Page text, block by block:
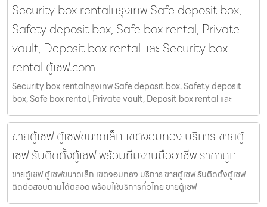
Security box rentalกรุงเทพ Safe deposit box,
Safety deposit box, Safe box rental, Private
vault, Deposit box rental และ Security box
rental ตู้เซฟ.com
Security box rentalกรุงเทพ Safe deposit box, Safety deposit
box, Safe box rental, Private vault, Deposit box rental และ
ขายตู้เซฟ ตู้เซฟขนาดเล็ก เขตจอมทอง บริการ ขายตู้
เซฟ รับติดตั้งตู้เซฟ พร้อมทีมงานมืออาชีพ ราคาถูก
ขายตู้เซฟ ตู้เซฟขนาดเล็ก เขตจอมทอง บริการ ขายตู้เซฟ รับติดตั้งตู้เซฟ
ติดต่อสอบถามได้ตลอด พร้อมให้บริการทั่วไทย ขายตู้เซฟ